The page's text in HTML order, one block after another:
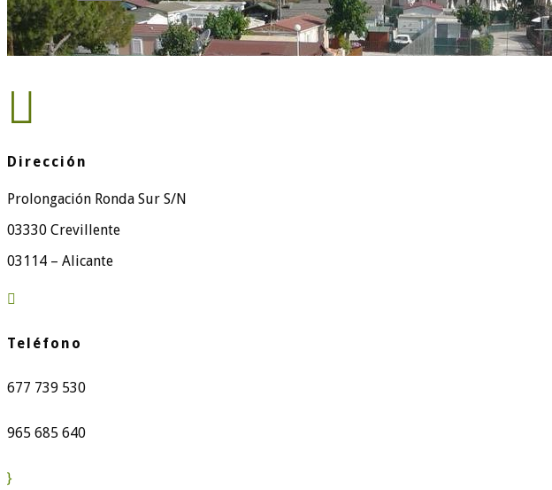

Dirección
Prolongación Ronda Sur S/N
03330 Crevillente
03114 – Alicante

Teléfono
677 739 530
965 685 640
}